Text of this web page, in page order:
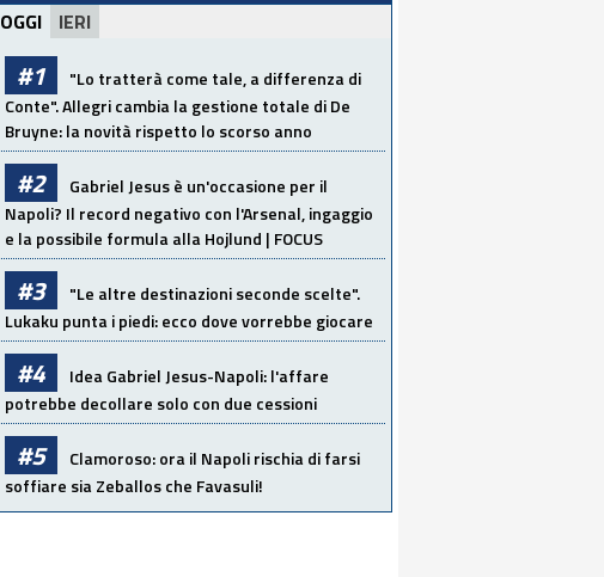
OGGI IERI
#1
"Lo tratterà come tale, a differenza di
Conte". Allegri cambia la gestione totale di De
Bruyne: la novità rispetto lo scorso anno
#2
Gabriel Jesus è un'occasione per il
Napoli? Il record negativo con l'Arsenal, ingaggio
e la possibile formula alla Hojlund | FOCUS
#3
"Le altre destinazioni seconde scelte".
Lukaku punta i piedi: ecco dove vorrebbe giocare
#4
Idea Gabriel Jesus-Napoli: l'affare
potrebbe decollare solo con due cessioni
#5
Clamoroso: ora il Napoli rischia di farsi
soffiare sia Zeballos che Favasuli!